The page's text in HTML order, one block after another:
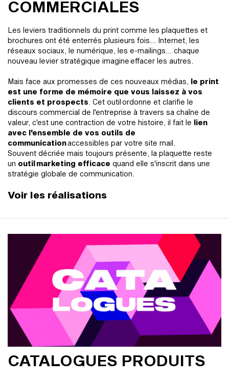
COMMERCIALES
Les leviers traditionnels du print comme les plaquettes et
brochures ont été enterrés plusieurs fois... Internet, les
réseaux sociaux, le numérique, les e-mailings... chaque
nouveau levier stratégique imagine effacer les autres.
Mais face aux promesses de ces nouveaux médias, le print
est une forme de mémoire que vous laissez à vos
clients et prospects . Cet outil ordonne et clarifie le
discours commercial de l'entreprise à travers sa chaîne de
valeur, c'est une contraction de votre histoire, il fait le lien
avec l'ensemble de vos outils de
communicationaccessibles par votre site mail.
Souvent décriée mais toujours présente, la plaquette reste
un outil marketing efficace quand elle s'inscrit dans une
stratégie globale de communication.
Voir les réalisations
CATALOGUES PRODUITS